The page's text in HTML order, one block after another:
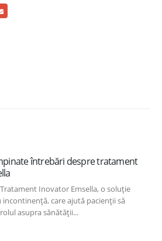
întrebări despre tratament
Tratament Inovator Emsella, o soluție
care ajută pacienții să
asupra sănătății...